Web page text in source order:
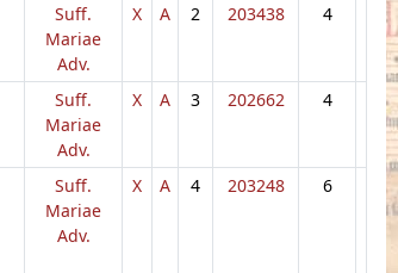
Suff.
Mariae
Adv.
X A 2 203438 4
Suff.
Mariae
Adv.
X A 3 202662 4
Suff.
Mariae
Adv.
X A 4 203248 6